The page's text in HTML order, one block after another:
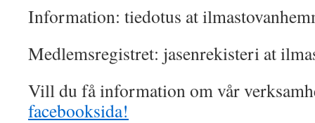
Information: tiedotus at
Medlemsregistret: jasenrekisteri at
Vill du få information om vår
facebooksida!